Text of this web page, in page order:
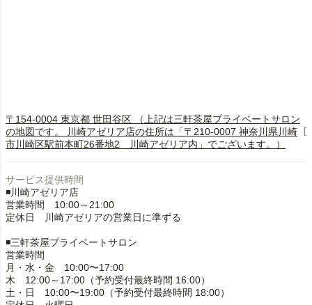
〒154-0004 東京都 世田谷区 （上記は三軒茶屋プライベートサロン
の地図です。 川崎アゼリア店の住所は「〒210-0007 神奈川県川崎
市川崎区駅前本町26番地2 川崎アゼリア内」でございます。）
サービス提供時間
◾️川崎アゼリア店
営業時間 10:00～21:00
定休日 川崎アゼリアの営業日に準ずる
◾️三軒茶屋プライベートサロン
営業時間
月・水・金 10:00〜17:00
木 12:00～17:00（予約受付最終時間 16:00）
土・日 10:00〜19:00（予約受付最終時間 18:00）